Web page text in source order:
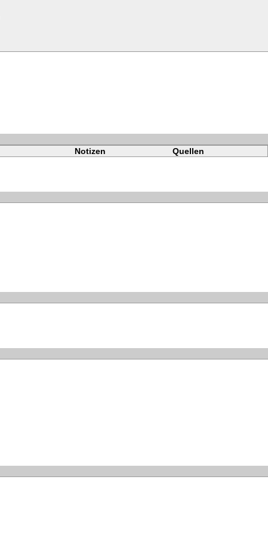
Notizen
Quellen